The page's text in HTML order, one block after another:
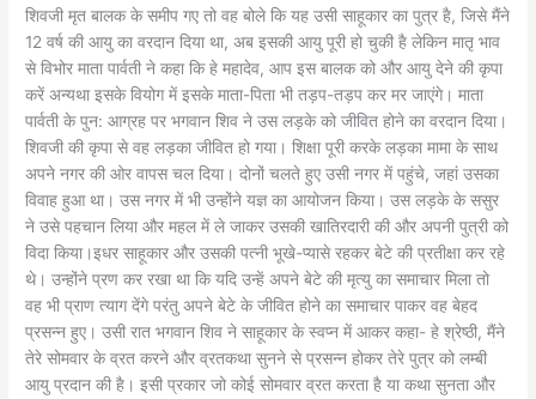
शिवजी मृत बालक के समीप गए तो वह बोले कि यह उसी साहूकार का पुत्र है, जिसे मैंने
12 वर्ष की आयु का वरदान दिया था, अब इसकी आयु पूरी हो चुकी है लेकिन मातृ भाव
से विभोर माता पार्वती ने कहा कि हे महादेव, आप इस बालक को और आयु देने की कृपा
करें अन्यथा इसके वियोग में इसके माता-पिता भी तड़प-तड़प कर मर जाएंगे। माता
पार्वती के पुन: आग्रह पर भगवान शिव ने उस लड़के को जीवित होने का वरदान दिया।
शिवजी की कृपा से वह लड़का जीवित हो गया। शिक्षा पूरी करके लड़का मामा के साथ
अपने नगर की ओर वापस चल दिया। दोनों चलते हुए उसी नगर में पहुंचे, जहां उसका
विवाह हुआ था। उस नगर में भी उन्होंने यज्ञ का आयोजन किया। उस लड़के के ससुर
ने उसे पहचान लिया और महल में ले जाकर उसकी खातिरदारी की और अपनी पुत्री को
विदा किया।इधर साहूकार और उसकी पत्नी भूखे-प्यासे रहकर बेटे की प्रतीक्षा कर रहे
थे। उन्होंने प्रण कर रखा था कि यदि उन्हें अपने बेटे की मृत्यु का समाचार मिला तो
वह भी प्राण त्याग देंगे परंतु अपने बेटे के जीवित होने का समाचार पाकर वह बेहद
प्रसन्न हुए। उसी रात भगवान शिव ने साहूकार के स्वप्न में आकर कहा- हे श्रेष्ठी, मैंने
तेरे सोमवार के व्रत करने और व्रतकथा सुनने से प्रसन्न होकर तेरे पुत्र को लम्बी
आयु प्रदान की है। इसी प्रकार जो कोई सोमवार व्रत करता है या कथा सुनता और